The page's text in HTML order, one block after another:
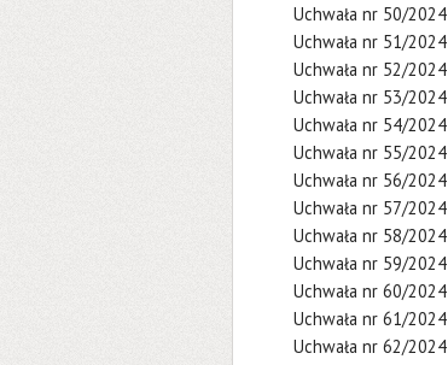
Uchwała nr 50/2024
Uchwała nr 51/2024
Uchwała nr 52/2024
Uchwała nr 53/2024
Uchwała nr 54/2024
Uchwała nr 55/2024
Uchwała nr 56/2024
Uchwała nr 57/2024
Uchwała nr 58/2024
Uchwała nr 59/2024
Uchwała nr 60/2024
Uchwała nr 61/2024
Uchwała nr 62/2024